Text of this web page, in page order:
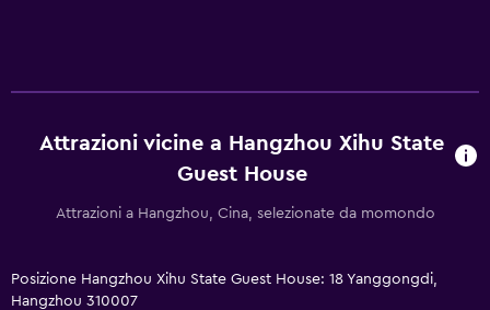
Attrazioni vicine a Hangzhou Xihu State
Guest House
Attrazioni a Hangzhou, Cina, selezionate da momondo
Posizione Hangzhou Xihu State Guest House: 18 Yanggongdi,
Hangzhou 310007